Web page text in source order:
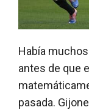
Había
antes de que
pasada.